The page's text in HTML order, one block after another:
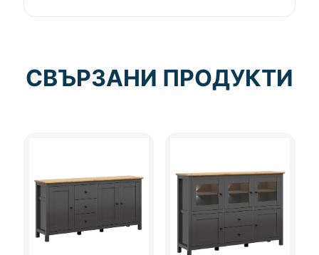
СВЪРЗАНИ ПРОДУКТИ